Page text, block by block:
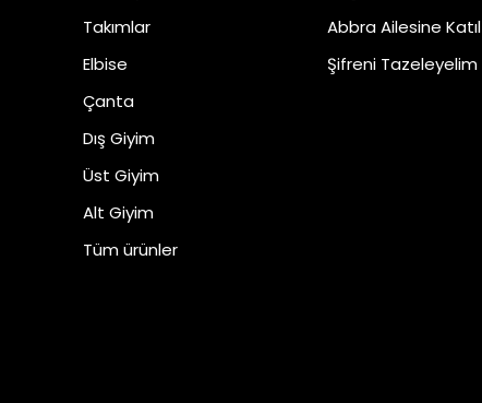
Takımlar
Elbise
Çanta
Dış Giyim
Üst Giyim
Alt Giyim
Tüm ürünler
Abbra Ailesine Katıl
Şifreni Tazeleyelim